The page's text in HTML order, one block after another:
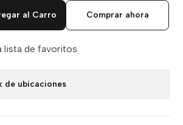
al Carro Comprar ahora
lista de favoritos
de ubicaciones